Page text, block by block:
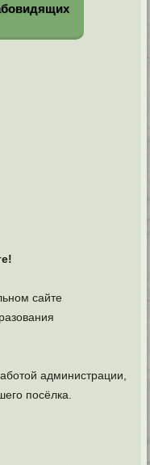
сайте
администрации,
посёлка.